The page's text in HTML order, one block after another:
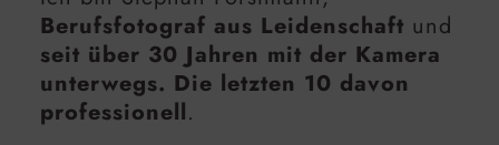
Berufsfotograf aus Leidenschaft und
seit über 30 Jahren mit der Kamera
unterwegs. Die letzten 10 davon
professionell.